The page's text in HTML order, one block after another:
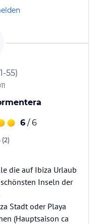
55)
6 / 6
die auf Ibiza Urlaub
Inseln der
Stadt oder Playa
(Hauptsaison ca